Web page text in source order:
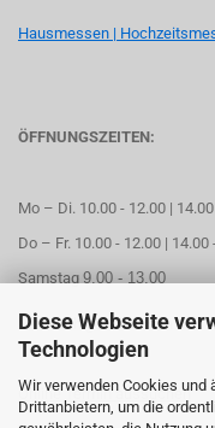
Diese Webseite
Technologien
Wir verwenden Cookies und
Drittanbietern, um die
Hausmessen |
ÖFFNUNGSZEITEN:
Mo – Di. 10.00 - 12.00 |
Do – Fr. 10.00 - 12.00 | 14.00
Samstag 9.00 - 13.00
Mittwoch geschlossen
Online Termin aussuchen